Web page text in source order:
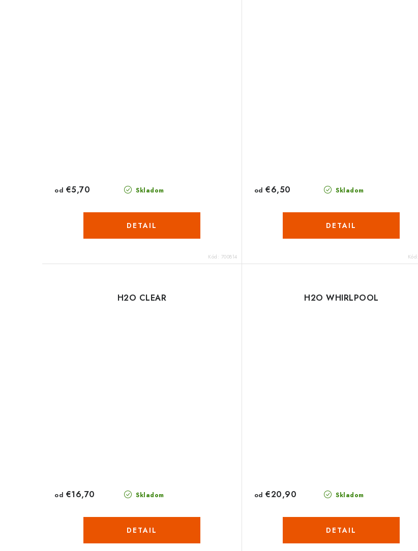
Skladom
od €5,70
DETAIL
Kód: 700814
Skladom
od €6,50
DETAIL
H2O CLEAR
Skladom
od €16,70
DETAIL
H2O WHIRLPOOL
Skladom
od €20,90
DETAIL